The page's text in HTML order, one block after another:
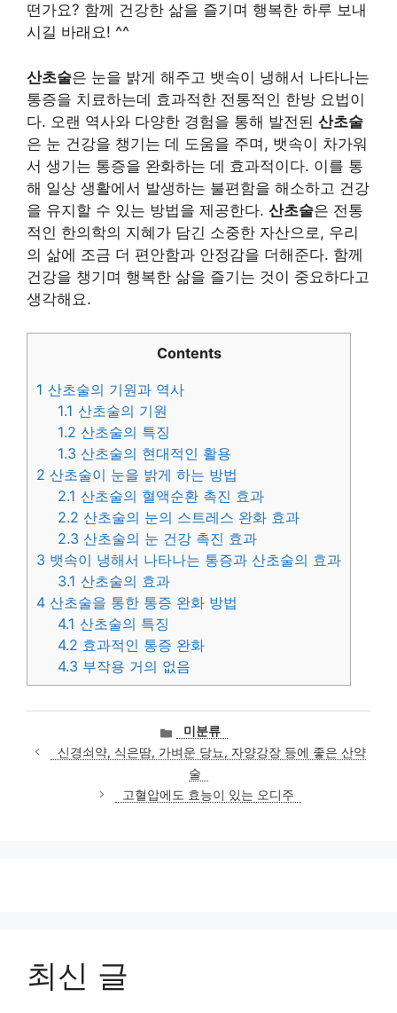
떤가요? 함께 건강한 삶을 즐기며 행복한 하루 보내
시길 바래요! ^^
산초술은 눈을 밝게 해주고 뱃속이 냉해서 나타나는
통증을 치료하는데 효과적한 전통적인 한방 요법이
다. 오랜 역사와 다양한 경험을 통해 발전된 산초술
은 눈 건강을 챙기는 데 도움을 주며, 뱃속이 차가워
서 생기는 통증을 완화하는 데 효과적이다. 이를 통
해 일상 생활에서 발생하는 불편함을 해소하고 건강
을 유지할 수 있는 방법을 제공한다. 산초술은 전통
적인 한의학의 지혜가 담긴 소중한 자산으로, 우리
의 삶에 조금 더 편안함과 안정감을 더해준다. 함께
건강을 챙기며 행복한 삶을 즐기는 것이 중요하다고
생각해요.
Contents
1 산초술의 기원과 역사
1.1 산초술의 기원
1.2 산초술의 특징
1.3 산초술의 현대적인 활용
2 산초술이 눈을 밝게 하는 방법
2.1 산초술의 혈액순환 촉진 효과
2.2 산초술의 눈의 스트레스 완화 효과
2.3 산초술의 눈 건강 촉진 효과
3 뱃속이 냉해서 나타나는 통증과 산초술의 효과
3.1 산초술의 효과
4 산초술을 통한 통증 완화 방법
4.1 산초술의 특징
4.2 효과적인 통증 완화
4.3 부작용 거의 없음
카
테
고
미분류
신경쇠약, 식은땀, 가벼운 당뇨, 자양강장 등에 좋은 산약
술
고혈압에도 효능이 있는 오디주
최신 글